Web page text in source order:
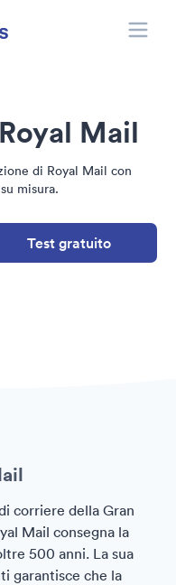
Mail
di Royal Mail con
misura.
Test gratuito
corriere della Gran
Mail consegna la
500 anni. La sua
garantisce che la